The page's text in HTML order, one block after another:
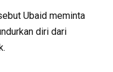
Ubaid meminta
diri dari